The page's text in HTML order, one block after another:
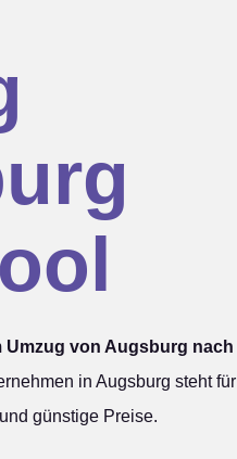
Umzug von Augsburg nach
in Augsburg steht für
günstige Preise.